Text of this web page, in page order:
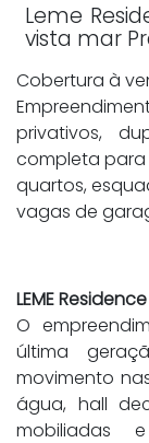
Leme
vista mar
Cobertura à
privativos,
completa para
quartos,
vagas de
LEME Residence
O
última
movimento
água, hall
mobiliadas